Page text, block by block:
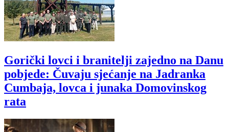
Gorički lovci i branitelji zajedno na Danu
pobjede: Čuvaju sjećanje na Jadranka
Cumbaja, lovca i junaka Domovinskog
rata